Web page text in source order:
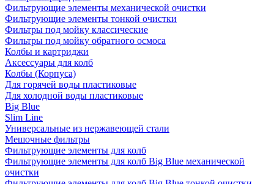
Фильтрующие элементы механической очистки
Фильтрующие элементы тонкой очистки
Фильтры под мойку классические
Фильтры под мойку обратного осмоса
Колбы и картриджи
Аксессуары для колб
Колбы (Корпуса)
Для горячей воды пластиковые
Для холодной воды пластиковые
Big Blue
Slim Line
Универсальные из нержавеющей стали
Мешочные фильтры
Фильтрующие элементы для колб
Фильтрующие элементы для колб Big Blue механической
очистки